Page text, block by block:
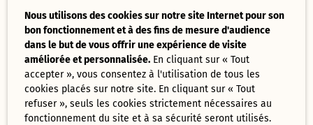
Nous utilisons des cookies sur notre site Internet pour son
bon fonctionnement et à des fins de mesure d'audience
dans le but de vous offrir une expérience de visite
améliorée et personnalisée. En cliquant sur « Tout
accepter », vous consentez à l'utilisation de tous les
cookies placés sur notre site. En cliquant sur « Tout
refuser », seuls les cookies strictement nécessaires au
fonctionnement du site et à sa sécurité seront utilisés.